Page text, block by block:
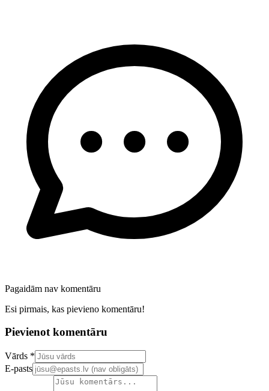
Pagaidām nav komentāru
Esi pirmais, kas pievieno komentāru!
Pievienot komentāru
Confirm your email address
Vārds *
E-pasts